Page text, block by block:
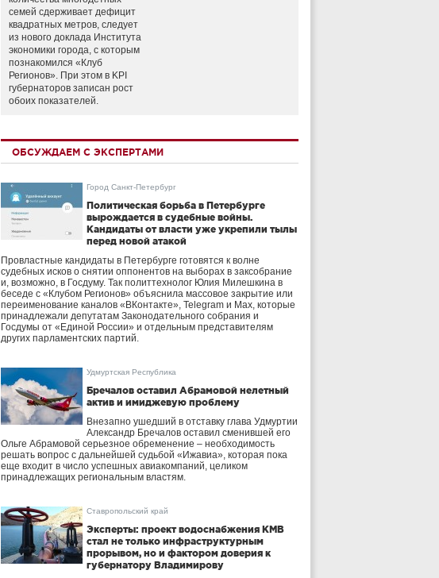
семей сдерживает дефицит
квадратных метров, следует
из нового доклада Института
экономики города, с которым
познакомился «Клуб
Регионов». При этом в KPI
губернаторов записан рост
обоих показателей.
ОБСУЖДАЕМ С ЭКСПЕРТАМИ
Город Санкт-Петербург
Политическая борьба в Петербурге
вырождается в судебные войны.
Кандидаты от власти уже укрепили тылы
перед новой атакой
Провластные кандидаты в Петербурге готовятся к волне
судебных исков о снятии оппонентов на выборах в заксобрание
и, возможно, в Госдуму. Так политтехнолог Юлия Милешкина в
беседе с «Клубом Регионов» объяснила массовое закрытие или
переименование каналов «ВКонтакте», Telegram и Max, которые
принадлежали депутатам Законодательного собрания и
Госдумы от «Единой России» и отдельным представителям
других парламентских партий.
Удмуртская Республика
Бречалов оставил Абрамовой нелетный
актив и имиджевую проблему
Внезапно ушедший в отставку глава Удмуртии
Александр Бречалов оставил сменившей его
Ольге Абрамовой серьезное обременение – необходимость
решать вопрос с дальнейшей судьбой «Ижавиа», которая пока
еще входит в число успешных авиакомпаний, целиком
принадлежащих региональным властям.
Ставропольский край
Эксперты: проект водоснабжения КМВ
стал не только инфраструктурным
прорывом, но и фактором доверия к
губернатору Владимирову